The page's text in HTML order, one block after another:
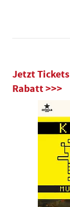
Jetzt Tickets
Rabatt >>>